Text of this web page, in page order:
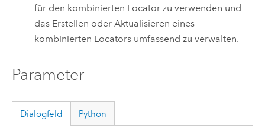
für den kombinierten Locator zu verwenden und
das Erstellen oder Aktualisieren eines
kombinierten Locators umfassend zu verwalten.
Parameter
Dialogfeld Python